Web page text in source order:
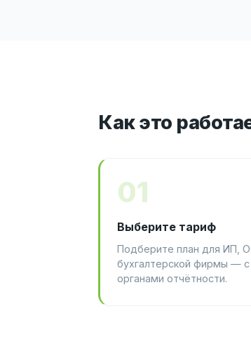
Как это
01
Выберите тариф
Подберите план для ИП,
бухгалтерской фирмы —
органами отчётности.